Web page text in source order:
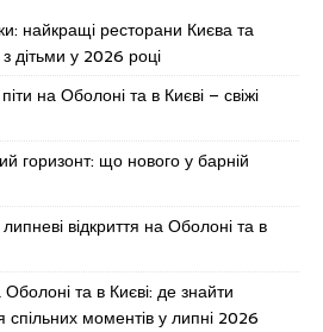
найкращі ресторани Києва та
дітьми у 2026 році
на Оболоні та в Києві – свіжі
горизонт: що нового у барній
відкриття на Оболоні та в
та в Києві: де знайти
моментів у липні 2026